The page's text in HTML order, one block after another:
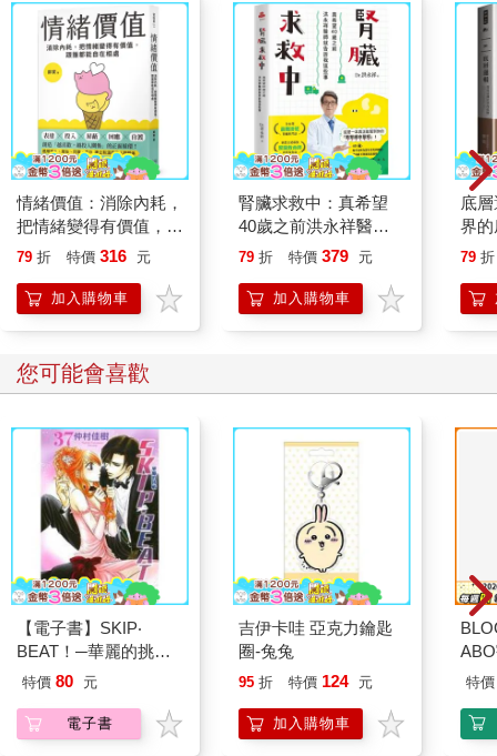
情緒價值：消除內耗，
把情緒變得有價值，跟
誰都能自在相處
79 折 特價 316 元
加入購物車
腎臟求救中：真希望
40歲之前洪永祥醫師
就告訴我這些事
79 折 特價 379 元
加入購物車
底
界
79 折
您可能會喜歡
【電子書】SKIP‧
BEAT！─華麗的挑戰─
（37）
特價 80 元
電子書
吉伊卡哇 亞克力鑰匙
圈-兔兔
95 折 特價 124 元
加入購物車
特價